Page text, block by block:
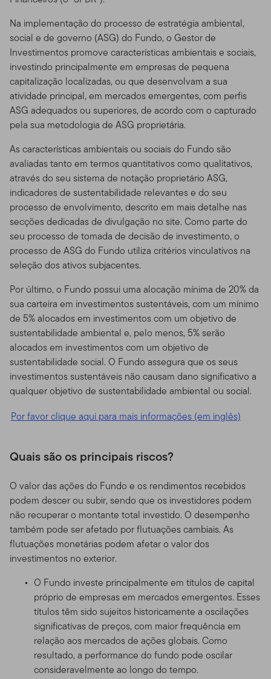
Na implementação do processo de estratégia ambiental,
social e de governo (ASG) do Fundo, o Gestor de
Investimentos promove características ambientais e sociais,
investindo principalmente em empresas de pequena
capitalização localizadas, ou que desenvolvam a sua
atividade principal, em mercados emergentes, com perfis
ASG adequados ou superiores, de acordo com o capturado
pela sua metodologia de ASG proprietária.
As características ambientais ou sociais do Fundo são
avaliadas tanto em termos quantitativos como qualitativos,
através do seu sistema de notação proprietário ASG,
indicadores de sustentabilidade relevantes e do seu
processo de envolvimento, descrito em mais detalhe nas
secções dedicadas de divulgação no site. Como parte do
seu processo de tomada de decisão de investimento, o
processo de ASG do Fundo utiliza critérios vinculativos na
seleção dos ativos subjacentes.
Por último, o Fundo possui uma alocação mínima de 20% da
sua carteira em investimentos sustentáveis, com um mínimo
de 5% alocados em investimentos com um objetivo de
sustentabilidade ambiental e, pelo menos, 5% serão
alocados em investimentos com um objetivo de
sustentabilidade social. O Fundo assegura que os seus
investimentos sustentáveis não causam dano significativo a
qualquer objetivo de sustentabilidade ambiental ou social.
Por favor clique aqui para mais informações (em inglês)
Quais são os principais riscos?
O valor das ações do Fundo e os rendimentos recebidos
podem descer ou subir, sendo que os investidores podem
não recuperar o montante total investido. O desempenho
também pode ser afetado por flutuações cambiais. As
flutuações monetárias podem afetar o valor dos
investimentos no exterior.
O Fundo investe principalmente em títulos de capital
próprio de empresas em mercados emergentes. Esses
títulos têm sido sujeitos historicamente a oscilações
significativas de preços, com maior frequência em
relação aos mercados de ações globais. Como
resultado, a performance do fundo pode oscilar
consideravelmente ao longo do tempo.